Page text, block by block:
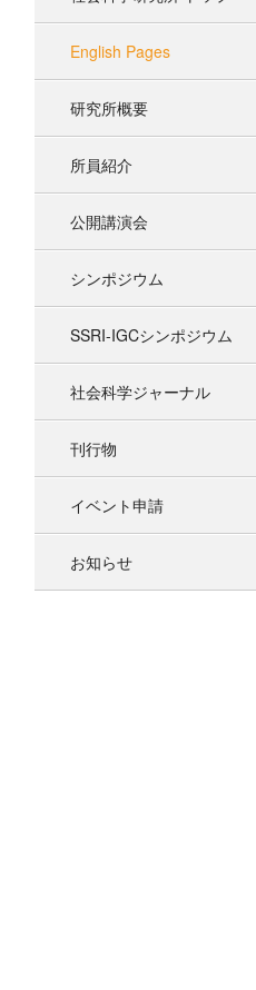
English Pages
研究所概要
所員紹介
公開講演会
シンポジウム
SSRI-IGCシンポジウム
社会科学ジャーナル
刊行物
イベント申請
お知らせ